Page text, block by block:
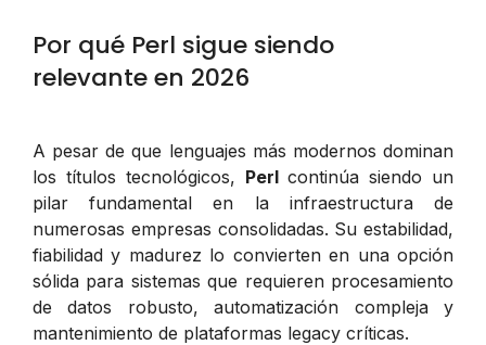
Por qué Perl sigue siendo
relevante en 2026
A pesar de que lenguajes más modernos dominan
los títulos tecnológicos, Perlcontinúa siendo un
pilar fundamental en la infraestructura de
numerosas empresas consolidadas. Su estabilidad,
fiabilidad y madurez lo convierten en una opción
sólida para sistemas que requieren procesamiento
de datos robusto, automatización compleja y
mantenimiento de plataformas legacy críticas.